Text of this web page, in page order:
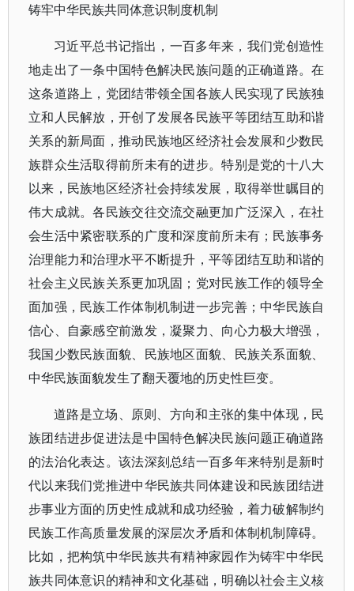
铸牢中华民族共同体意识制度机制
习近平总书记指出，一百多年来，我们党创造性
地走出了一条中国特色解决民族问题的正确道路。在
这条道路上，党团结带领全国各族人民实现了民族独
立和人民解放，开创了发展各民族平等团结互助和谐
关系的新局面，推动民族地区经济社会发展和少数民
族群众生活取得前所未有的进步。特别是党的十八大
以来，民族地区经济社会持续发展，取得举世瞩目的
伟大成就。各民族交往交流交融更加广泛深入，在社
会生活中紧密联系的广度和深度前所未有；民族事务
治理能力和治理水平不断提升，平等团结互助和谐的
社会主义民族关系更加巩固；党对民族工作的领导全
面加强，民族工作体制机制进一步完善；中华民族自
信心、自豪感空前激发，凝聚力、向心力极大增强，
我国少数民族面貌、民族地区面貌、民族关系面貌、
中华民族面貌发生了翻天覆地的历史性巨变。
道路是立场、原则、方向和主张的集中体现，民
族团结进步促进法是中国特色解决民族问题正确道路
的法治化表达。该法深刻总结一百多年来特别是新时
代以来我们党推进中华民族共同体建设和民族团结进
步事业方面的历史性成就和成功经验，着力破解制约
民族工作高质量发展的深层次矛盾和体制机制障碍。
比如，把构筑中华民族共有精神家园作为铸牢中华民
族共同体意识的精神和文化基础，明确以社会主义核